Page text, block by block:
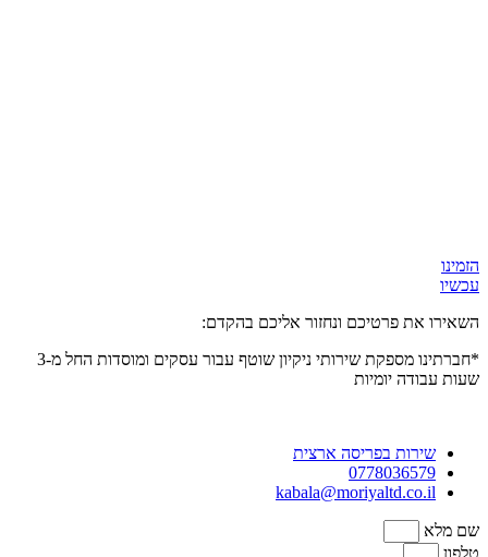
הזמינו
עכשיו
השאירו את פרטיכם ונחזור אליכם בהקדם:
*חברתינו מספקת שירותי ניקיון שוטף עבור עסקים ומוסדות
החל מ-3
שעות עבודה יומיות
שירות בפריסה ארצית
0778036579
kabala@moriyaltd.co.il
שם מלא
טלפון